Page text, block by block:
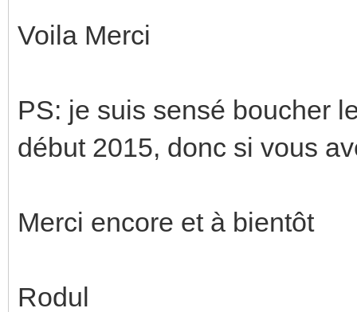
Voila Merci
PS: je suis sensé boucher
début 2015, donc si vous
Merci encore et à bientôt
Rodul